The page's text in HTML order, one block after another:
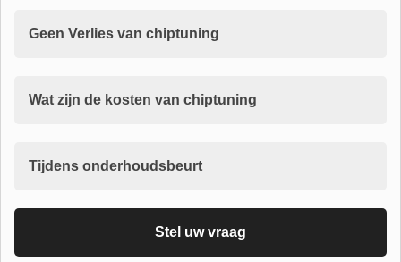
Geen Verlies van chiptuning
Wat zijn de kosten van chiptuning
Tijdens onderhoudsbeurt
Stel uw vraag